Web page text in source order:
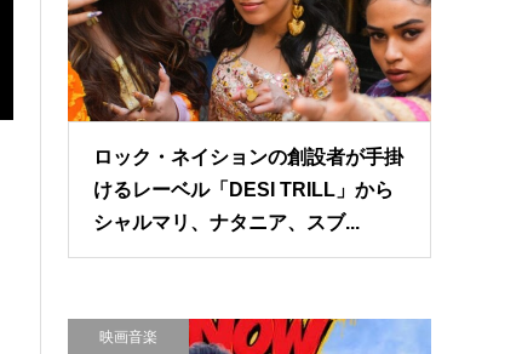
ロック・ネイションの創設者が手掛
けるレーベル「DESI TRILL」から
シャルマリ、ナタニア、スブ...
映画音楽